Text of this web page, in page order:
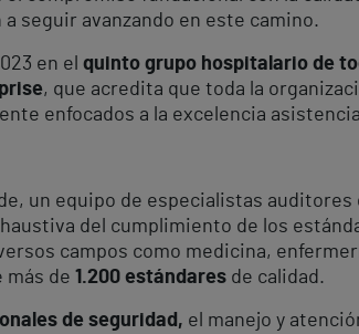
seguir avanzando en este camino.
en el quinto grupo hospitalario de
, que acredita que toda la
enfocados a la excelencia
un equipo de especialistas
del cumplimiento de los
campos como medicina,
de 1.200 estándares de calidad.
de seguridad, el manejo y